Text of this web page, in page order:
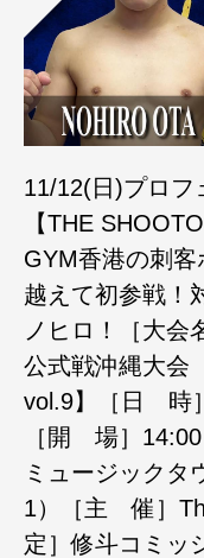
11/12(日)プロフ
【THE
GYM香港の刺
越えて初参戦！
ノヒロ！［大会
公式戦沖縄大会
vol.9】［日 時
［開 場］
ミュージックタ
1）［主 催］
定］修斗コミ